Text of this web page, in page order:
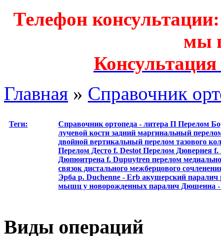
Телефон
мы
Главная » Справочник
Теги: Справочник ортопеда - литера П Перелом
лучевой кости задний маргинальный
двойной вертикальный перелом тазового
Перелом Десто f. Destot Перелом Дювернея f.
Дюпюитрена f. Dupuytren перелом
связок дистального межберцового
Эрба р. Duchenne - Erb акушерский паралич
мышц у новорожденных паралич Дюшенна
Виды операций